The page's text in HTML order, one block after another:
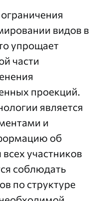
видов в
упрощает
части
проекций.
является
и
об
участников
соблюдать
по структуре